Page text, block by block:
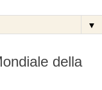
▼
della